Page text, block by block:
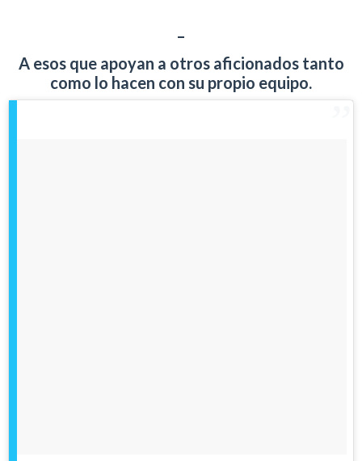
–
A esos que apoyan a otros aficionados tanto
como lo hacen con su propio equipo.